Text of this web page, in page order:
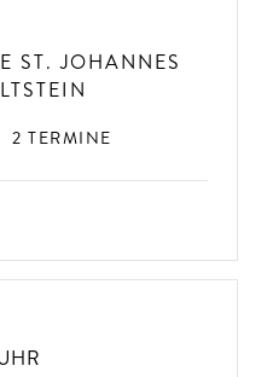
ST. JOHANNES
2 TERMINE